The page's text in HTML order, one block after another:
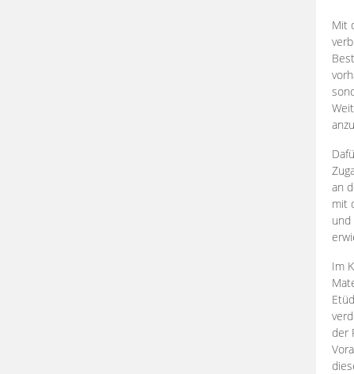
Mit
an
mit
und
Im
der